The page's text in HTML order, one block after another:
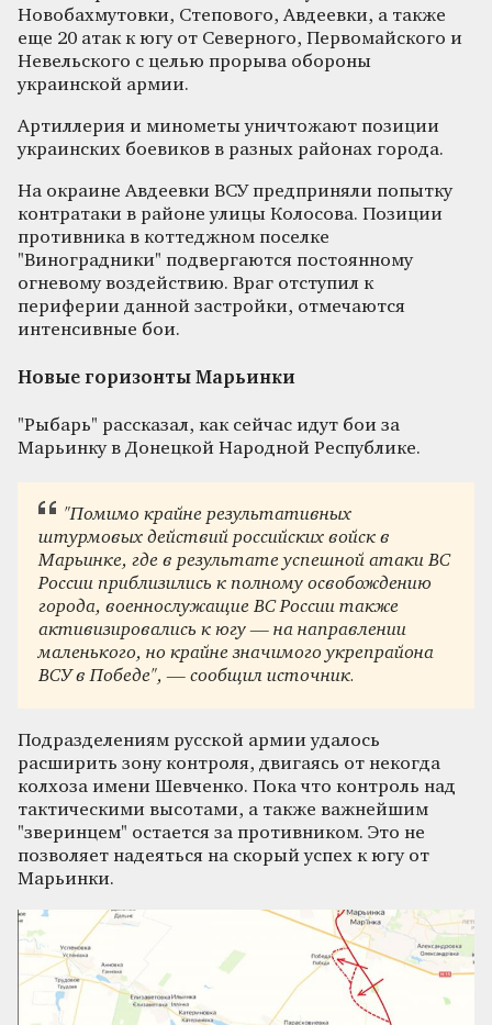
Новобахмутовки, Степового, Авдеевки, а также
еще 20 атак к югу от Северного, Первомайского и
Невельского с целью прорыва обороны
украинской армии.
Артиллерия и минометы уничтожают позиции
украинских боевиков в разных районах города.
На окраине Авдеевки ВСУ предприняли попытку
контратаки в районе улицы Колосова. Позиции
противника в коттеджном поселке
"Виноградники" подвергаются постоянному
огневому воздействию. Враг отступил к
периферии данной застройки, отмечаются
интенсивные бои.
Новые горизонты Марьинки
"Рыбарь" рассказал, как сейчас идут бои за
Марьинку в Донецкой Народной Республике.
"Помимо крайне результативных
штурмовых действий российских войск в
Марьинке, где в результате успешной атаки ВС
России приблизились к полному освобождению
города, военнослужащие ВС России также
активизировались к югу — на направлении
маленького, но крайне значимого укрепрайона
ВСУ в Победе", — сообщил источник.
Подразделениям русской армии удалось
расширить зону контроля, двигаясь от некогда
колхоза имени Шевченко. Пока что контроль над
тактическими высотами, а также важнейшим
"зверинцем" остается за противником. Это не
позволяет надеяться на скорый успех к югу от
Марьинки.